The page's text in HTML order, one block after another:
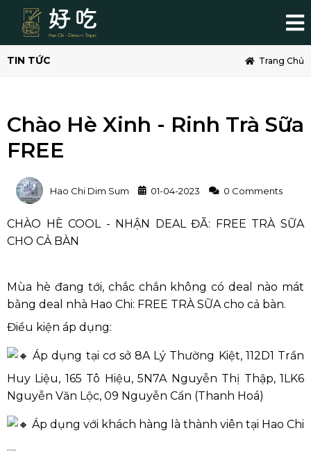
TIN TỨC Trang Chủ
Chào Hè Xinh - Rinh Trà Sữa
FREE
Hao Chi Dim Sum 01-04-2023 0 Comments
CHÀO HÈ COOL - NHẬN DEAL ĐÃ: FREE TRÀ SỮA
CHO CẢ BÀN
Mùa hè đang tới, chắc chắn không có deal nào mát
bằng deal nhà Hao Chi: FREE TRÀ SỮA cho cả bàn.
Điều kiện áp dụng:
Áp dụng tại cơ sở 8A Lý Thường Kiệt, 112D1 Trần
Huy Liệu, 165 Tô Hiệu, 5N7A Nguyễn Thị Thập, 1LK6
Nguyễn Văn Lộc, 09 Nguyễn Cẩn (Thanh Hoá)
Áp dụng với khách hàng là thành viên tại Hao Chi